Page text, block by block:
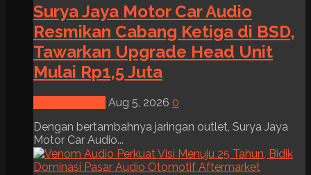
Surya Jaya Motor Car Audio
Resmikan Cabang Ketiga di BSD,
Tawarkan Upgrade Head Unit
Mulai Rp1,5 Juta
Aug 5, 2026 0
Dengan bertambahnya jaringan outlet, Surya Jaya
Motor Car Audio...